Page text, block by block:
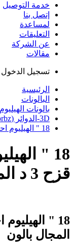
خدمة التوصيل
إتصل بنا
لمساعدة
التعليقات
عن الشركة
مقالات
تسجيل الدخول
الرئيسية
البالونات
بالونات
3D-الدوائر (orbz)
18 " الهيليوم احباط لمعان قوس قزح 3 د المجال بالون
18 "
قزح 3 د المجال بالون
المجال بالون